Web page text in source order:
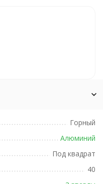
Горный
Алюминий
Под квадрат
40